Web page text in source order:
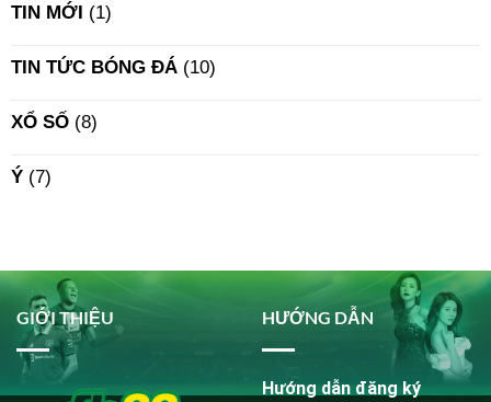
TIN MỚI (1)
TIN TỨC BÓNG ĐÁ (10)
XỔ SỐ (8)
Ý (7)
GIỚI THIỆU HƯỚNG DẪN
Hướng dẫn đăng ký